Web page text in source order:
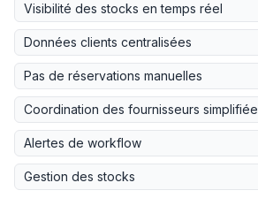
Visibilité des stocks en temps réel
Données clients centralisées
Pas de réservations manuelles
Coordination des fournisseurs simplifiée
Alertes de workflow
Gestion des stocks